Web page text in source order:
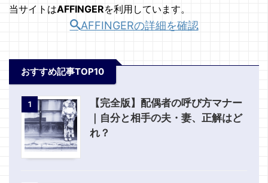
当サイトはAFFINGERを利用しています。
AFFINGERの詳細を確認
おすすめ記事TOP10
1
【完全版】配偶者の呼び方マナー
｜自分と相手の夫・妻、正解はど
れ？